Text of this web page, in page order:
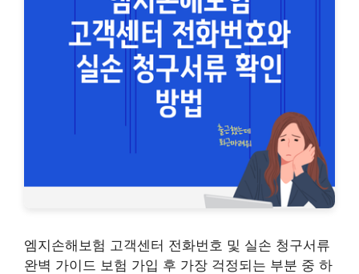
엠지손해보험 고객센터 전화번호 및 실손 청구서류
완벽 가이드 보험 가입 후 가장 걱정되는 부분 중 하